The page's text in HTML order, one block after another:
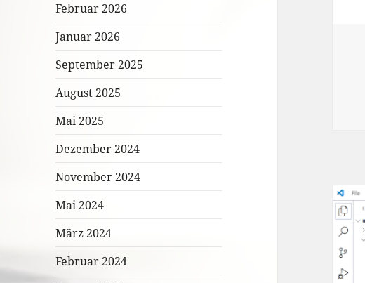
Februar 2026
Januar 2026
September 2025
August 2025
Mai 2025
Dezember 2024
November 2024
Mai 2024
März 2024
Februar 2024